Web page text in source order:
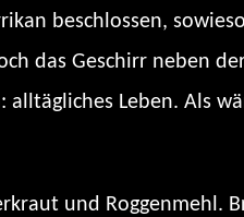
beschlossen,
das Geschirr neben
Leben. Als
und Roggenmehl.